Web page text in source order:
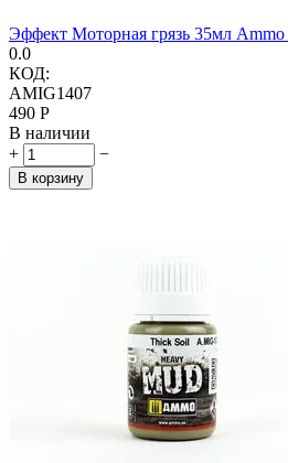
Эффект Моторная грязь 35мл
0.0
КОД:
AMIG1407
‍490‍ Р
В наличии
+
−
В корзину